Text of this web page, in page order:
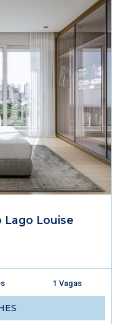
Lago Louise
1 Vagas